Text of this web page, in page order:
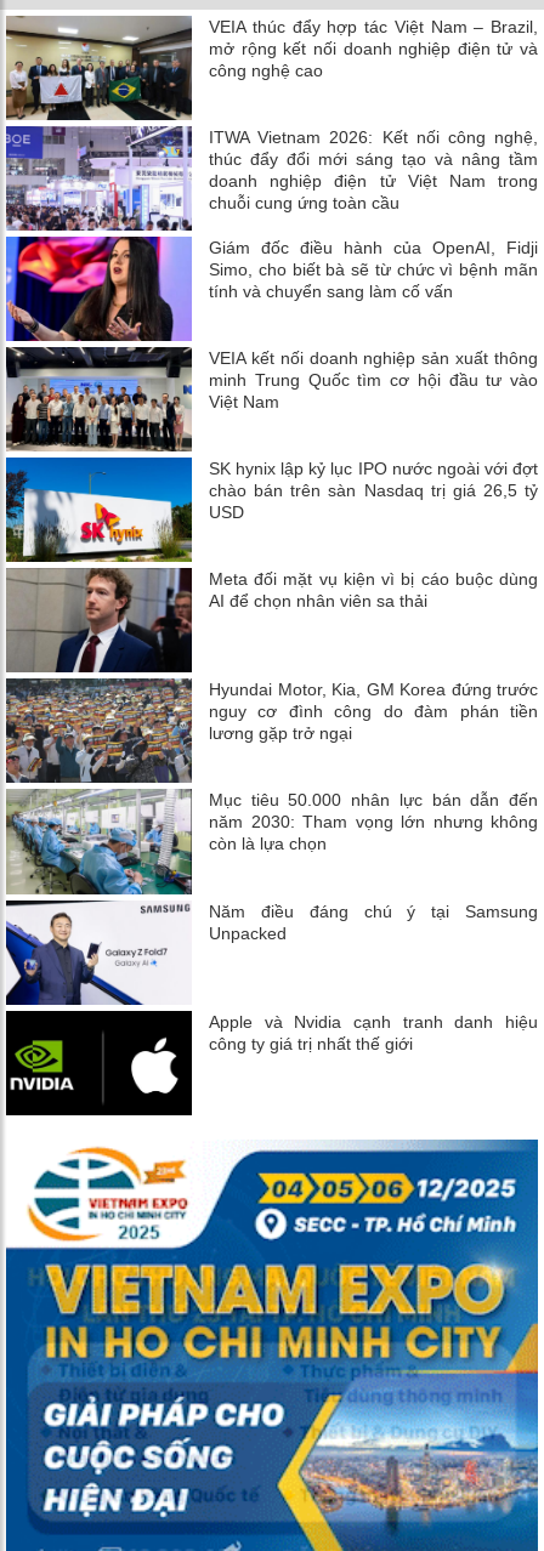
VEIA thúc đẩy hợp tác Việt Nam – Brazil,
mở rộng kết nối doanh nghiệp điện tử và
công nghệ cao
ITWA Vietnam 2026: Kết nối công nghệ,
thúc đẩy đổi mới sáng tạo và nâng tầm
doanh nghiệp điện tử Việt Nam trong
chuỗi cung ứng toàn cầu
Giám đốc điều hành của OpenAI, Fidji
Simo, cho biết bà sẽ từ chức vì bệnh mãn
tính và chuyển sang làm cố vấn
VEIA kết nối doanh nghiệp sản xuất thông
minh Trung Quốc tìm cơ hội đầu tư vào
Việt Nam
SK hynix lập kỷ lục IPO nước ngoài với đợt
chào bán trên sàn Nasdaq trị giá 26,5 tỷ
USD
Meta đối mặt vụ kiện vì bị cáo buộc dùng
AI để chọn nhân viên sa thải
Hyundai Motor, Kia, GM Korea đứng trước
nguy cơ đình công do đàm phán tiền
lương gặp trở ngại
Mục tiêu 50.000 nhân lực bán dẫn đến
năm 2030: Tham vọng lớn nhưng không
còn là lựa chọn
Năm điều đáng chú ý tại Samsung
Unpacked
Apple và Nvidia cạnh tranh danh hiệu
công ty giá trị nhất thế giới